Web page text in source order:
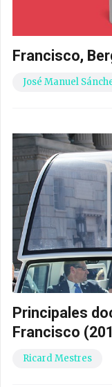
Francisco,
José Manuel
Principales
Francisco
Ricard Mestres